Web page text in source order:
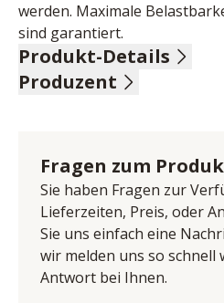
werden. Maximale
sind garantiert.
Produkt-Details
Stoff, 100% Polyester, Farbe
Produzent
UID (Umsatzsteuer-
33365314
Fragen zum
Sie haben Fragen zur
Lieferzeiten, Preis, oder
Sie uns einfach eine
wir melden uns so schnell
Antwort bei Ihnen.